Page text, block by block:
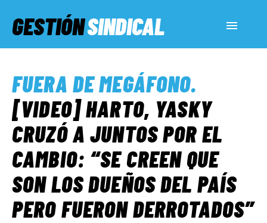
GESTIÓNSINDICAL
SERVICIOS SOCIALES
INFORMES ESPECIALES
FUERA DE MEGÁFONO
FUERA DE MEGÁFONO.
[VIDEO] HARTO, YASKY
CRUZÓ A JUNTOS POR EL
CAMBIO: “SE CREEN QUE
SON LOS DUEÑOS DEL PAÍS
PERO FUERON DERROTADOS”